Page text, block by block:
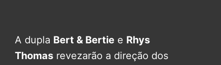
A dupla Bert & Bertie e Rhys
Thomas revezarão a direção dos